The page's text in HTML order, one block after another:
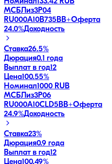
Номинал133.42 RUB
МСБЛиз3P04
RU000A10B735BB+Оферта
24.0%Доходность
Ставка26.5%
Дюрация0.1 года
Выплат в год12
Цена100.55%
Номинал1000 RUB
МСБЛиз3P06
RU000A10CLD5BB+Оферта
24.9%Доходность
Ставка23%
Дюрация0.9 года
Выплат в год12
Цена100.49%